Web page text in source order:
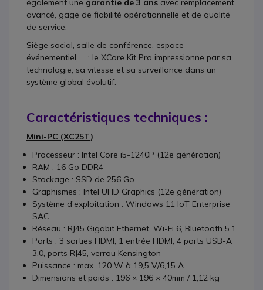
également une garantie de 3 ans avec remplacement
avancé, gage de fiabilité opérationnelle et de qualité
de service.
Siège social, salle de conférence, espace
événementiel,... : le XCore Kit Pro impressionne par sa
technologie, sa vitesse et sa surveillance dans un
système global évolutif.
Caractéristiques techniques :
Mini-PC (XC25T)
Processeur : Intel Core i5-1240P (12e génération)
RAM : 16 Go DDR4
Stockage : SSD de 256 Go
Graphismes : Intel UHD Graphics (12e génération)
Système d'exploitation : Windows 11 IoT Enterprise
SAC
Réseau : RJ45 Gigabit Ethernet, Wi-Fi 6, Bluetooth 5.1
Ports : 3 sorties HDMI, 1 entrée HDMI, 4 ports USB-A
3.0, ports RJ45, verrou Kensington
Puissance : max. 120 W à 19,5 V/6,15 A
Dimensions et poids : 196 × 196 × 40mm / 1,12 kg